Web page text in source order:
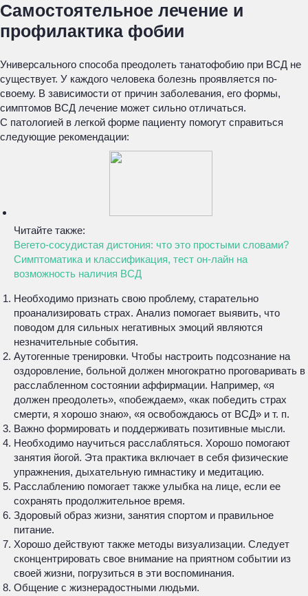
Самостоятельное лечение и
профилактика фобии
Универсального способа преодолеть танатофобию при ВСД не
существует. У каждого человека болезнь проявляется по-
своему. В зависимости от причин заболевания, его формы,
симптомов ВСД лечение может сильно отличаться.
С патологией в легкой форме пациенту помогут справиться
следующие рекомендации:
Читайте также:
Вегето-сосудистая дистония: что это простыми словами?
Симптоматика и классификация, тест он-лайн на
возможность наличия ВСД
Необходимо признать свою проблему, старательно
проанализировать страх. Анализ помогает выявить, что
поводом для сильных негативных эмоций являются
незначительные события.
Аутогенные тренировки. Чтобы настроить подсознание на
оздоровление, больной должен многократно проговаривать в
расслабленном состоянии аффирмации. Например, «я
должен преодолеть», «побеждаем», «как победить страх
смерти, я хорошо знаю», «я освобождаюсь от ВСД» и т. п.
Важно формировать и поддерживать позитивные мысли.
Необходимо научиться расслабляться. Хорошо помогают
занятия йогой. Эта практика включает в себя физические
упражнения, дыхательную гимнастику и медитацию.
Расслаблению помогает также улыбка на лице, если ее
сохранять продолжительное время.
Здоровый образ жизни, занятия спортом и правильное
питание.
Хорошо действуют также методы визуализации. Следует
сконцентрировать свое внимание на приятном событии из
своей жизни, погрузиться в эти воспоминания.
Общение с жизнерадостными людьми.